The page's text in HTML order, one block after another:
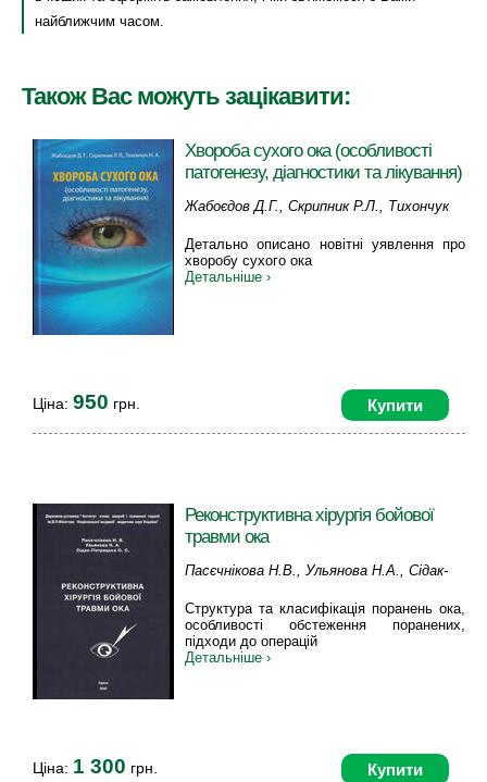
найближчим часом.
Також Вас можуть зацікавити:
Хвороба сухого ока (особливості
патогенезу, діагностики та лікування)
Жабоєдов Д.Г., Скрипник Р.Л., Тихончук
Детально описано новітні уявлення про
хворобу сухого ока
Детальніше ›
Купити
Ціна: 950 грн.
Реконструктивна хірургія бойової
травми ока
Пасєчнікова Н.В., Ульянова Н.А., Сідак-
Структура та класифікація поранень ока,
особливості обстеження поранених,
підходи до операцій
Детальніше ›
Купити
Ціна: 1 300 грн.